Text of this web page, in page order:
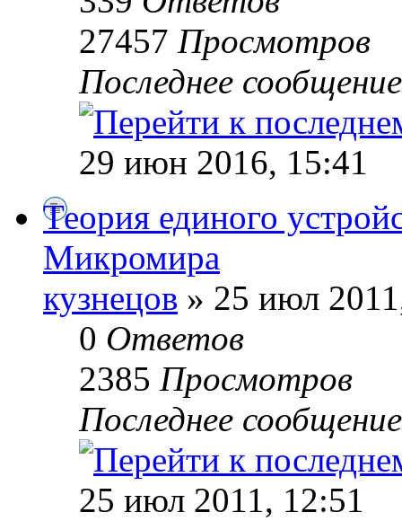
27457 Просмотров
Последнее
29 июн 2016, 15:41
Теория единого
Микромира
кузнецов » 25 июл
0 Ответов
2385 Просмотров
Последнее
25 июл 2011, 12:51